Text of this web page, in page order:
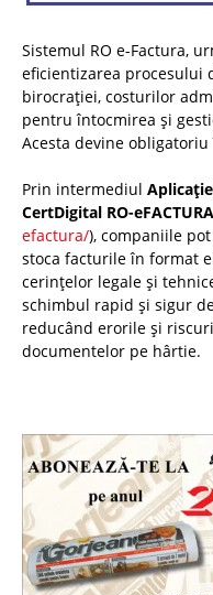
Sistemul RO e-Factura,
eficientizarea procesului
birocrației, costurilor
pentru întocmirea și
Acesta devine
Prin intermediul
CertDigital RO-eFACTURA
efactura/), companiile
stoca facturile în format
cerințelor legale și
schimbul rapid și sigur
reducând erorile și
documentelor pe hârtie.